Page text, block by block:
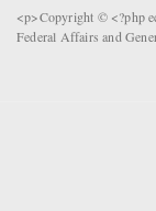
<p>Copyright © <?php
Federal Affairs and